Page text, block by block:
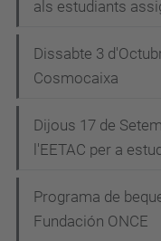
als estudiants
Dissabte 3
Cosmocaixa
Dijous 17 de
l'EETAC per a
Programa de
Fundación ONCE